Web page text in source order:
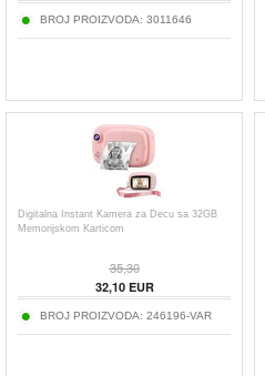
BROJ PROIZVODA: 3011646
Digitalna Instant Kamera za Decu sa 32GB
Memorijskom Karticom
35,30
32,10EUR
BROJ PROIZVODA: 246196-VAR